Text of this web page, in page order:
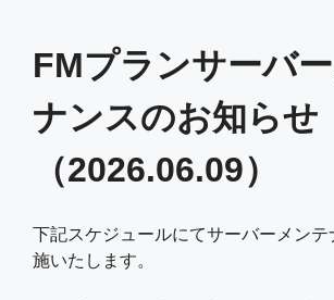
FMプランサーバ
ナンスのお知らせ
（2026.06.09）
下記スケジュールにてサーバーメンテ
施いたします。